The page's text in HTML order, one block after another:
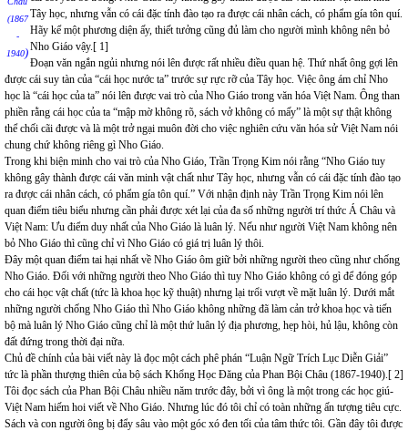
(1867
-
1940)
Tây học, nhưng vẫn có cái đặc tính đào tạo ra được cái nhân cách, có phẩm gía tôn quí.
Hãy kể một phương diện ấy, thiết tưởng cũng đủ làm cho người mình không nên bỏ
Nho Giáo vậy.[ 1]
Đoạn văn ngắn ngủi nhưng nói lên được rất nhiều điều quan hệ. Thứ nhất ông gợi lên
được cái suy tàn của “cái học nước ta” trước sự rực rỡ của Tây học. Việc ông ám chỉ Nho
học là “cái học của ta” nói lên được vai trò của Nho Giáo trong văn hóa Việt Nam. Ông than
phiền rằng cái học của ta “mập mờ không rõ, sách vở không có mấy” là một sự thật không
thể chối cãi được và là một trở ngại muôn đời cho việc nghiên cứu văn hóa sử Việt Nam nói
chung chứ không riêng gì Nho Giáo.
Trong khi biện minh cho vai trò của Nho Giáo, Trần Trọng Kim nói rằng “Nho Giáo tuy
không gây thành được cái văn minh vật chất như Tây học, nhưng vẫn có cái đặc tính đào tạo
ra được cái nhân cách, có phẩm gía tôn quí.” Với nhận định này Trần Trọng Kim nói lên
quan điểm tiêu biểu nhưng cần phải được xét lại của đa số những người trí thức Á Châu và
Việt Nam: Ưu điểm duy nhất của Nho Giáo là luân lý. Nếu như người Việt Nam không nên
bỏ Nho Giáo thì cũng chỉ vì Nho Giáo có giá trị luân lý thôi.
Đây một quan điểm tai hại nhất về Nho Giáo ôm giữ bởi những người theo cũng như chống
Nho Giáo. Đối với những người theo Nho Giáo thì tuy Nho Giáo không có gì để đóng góp
cho cái học vật chất (tức là khoa học kỹ thuật) nhưng lại trổi vượt về mặt luân lý. Dưới mắt
những người chống Nho Giáo thì Nho Giáo không những đã làm cản trở khoa học và tiến
bộ mà luân lý Nho Giáo cũng chỉ là một thứ luân lý địa phương, hẹp hòi, hủ lậu, không còn
đất đứng trong thời đại nữa.
Chủ đề chính của bài viết này là đọc một cách phê phán “Luận Ngữ Trích Lục Diễn Giải”
tức là phần thượng thiên của bộ sách Khổng Học Đăng của Phan Bội Châu (1867-1940).[ 2]
Tôi đọc sách của Phan Bội Châu nhiều năm trước đây, bởi vì ông là một trong các học giú-
Việt Nam hiếm hoi viết về Nho Giáo. Nhưng lúc đó tôi chỉ có toàn những ấn tượng tiêu cực.
Sách và con người ông bị đẩy sâu vào một góc xó đen tối của tâm thức tôi. Gần đây tôi được